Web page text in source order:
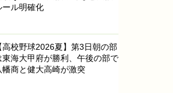
ール明確化
高校野球2026夏】第3日朝の部
東海大甲府が勝利、午後の部で
幡商と健大高崎が激突